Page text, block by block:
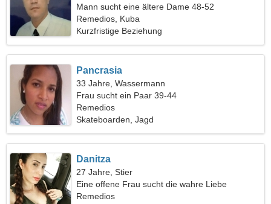
Mann sucht eine ältere Dame 48-52
Remedios, Kuba
Kurzfristige Beziehung
Pancrasia
33 Jahre, Wassermann
Frau sucht ein Paar 39-44
Remedios
Skateboarden, Jagd
Danitza
27 Jahre, Stier
Eine offene Frau sucht die wahre Liebe
Remedios